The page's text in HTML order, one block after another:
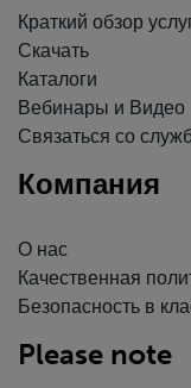
Краткий обзор
Скачать
Каталоги
Вебинары и Видео
Связаться со
Компания
О нас
Качественная
Безопасность в
Please note